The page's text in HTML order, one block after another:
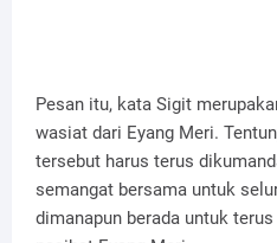
Pesan itu, kata Sigit
wasiat dari Eyang Meri.
tersebut harus terus
semangat bersama untuk
dimanapun berada untuk